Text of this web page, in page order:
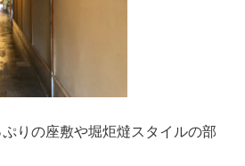
りの座敷や堀炬燵スタイルの部